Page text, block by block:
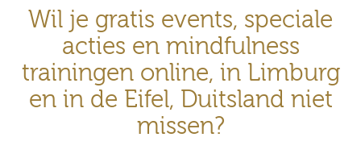
Wil je gratis events, speciale
acties en mindfulness
trainingen online, in Limburg
en in de Eifel, Duitsland niet
missen?